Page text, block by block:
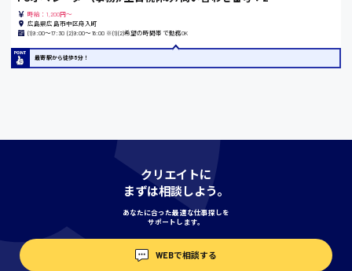
愛知県
埼玉県
時給：1,200円～
広島県広島市中区舟入町
(1)9:00〜17:30 (2)9:00〜18:00 ※(1)(2)希望の時間帯で勤務OK
最寄駅から徒歩5分！
クリエイトに
まずは相談しよう。
あなたに合った最適な仕事探しを
サポートします。
WEBで相談する